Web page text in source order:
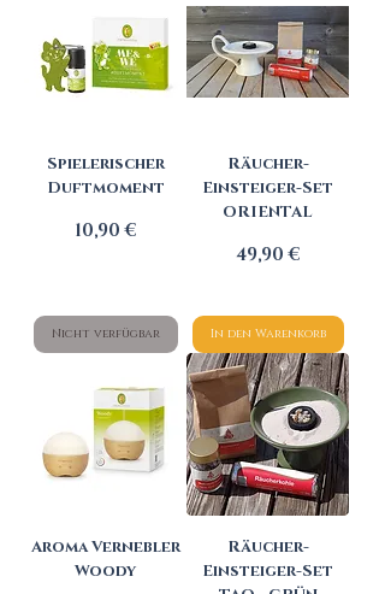
Spielerischer
Duftmoment
Preis
10,90 €
Nicht verfügbar
Räucher-
Einsteiger-Set
ORIENTAL
Preis
49,90 €
In den Warenkorb
Aroma Vernebler
Woody
Räucher-
Einsteiger-Set